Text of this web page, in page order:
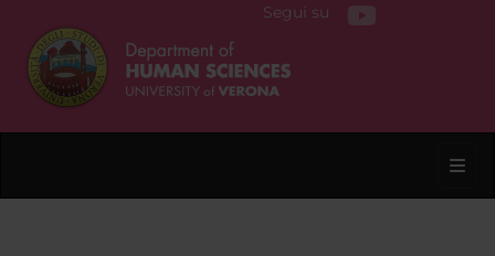
Segui su